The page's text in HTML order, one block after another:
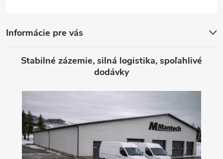
Informácie pre vás
Stabilné zázemie, silná logistika, spoľahlivé
dodávky